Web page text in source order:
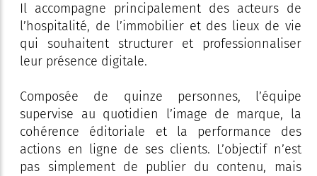
Il accompagne principalement des acteurs de
l’hospitalité, de l’immobilier et des lieux de vie
qui souhaitent structurer et professionnaliser
leur présence digitale.
Composée de quinze personnes, l’équipe
supervise au quotidien l’image de marque, la
cohérence éditoriale et la performance des
actions en ligne de ses clients. L’objectif n’est
pas simplement de publier du contenu, mais